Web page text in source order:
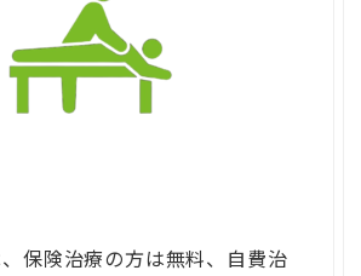
保険治療の方は無料、自費治